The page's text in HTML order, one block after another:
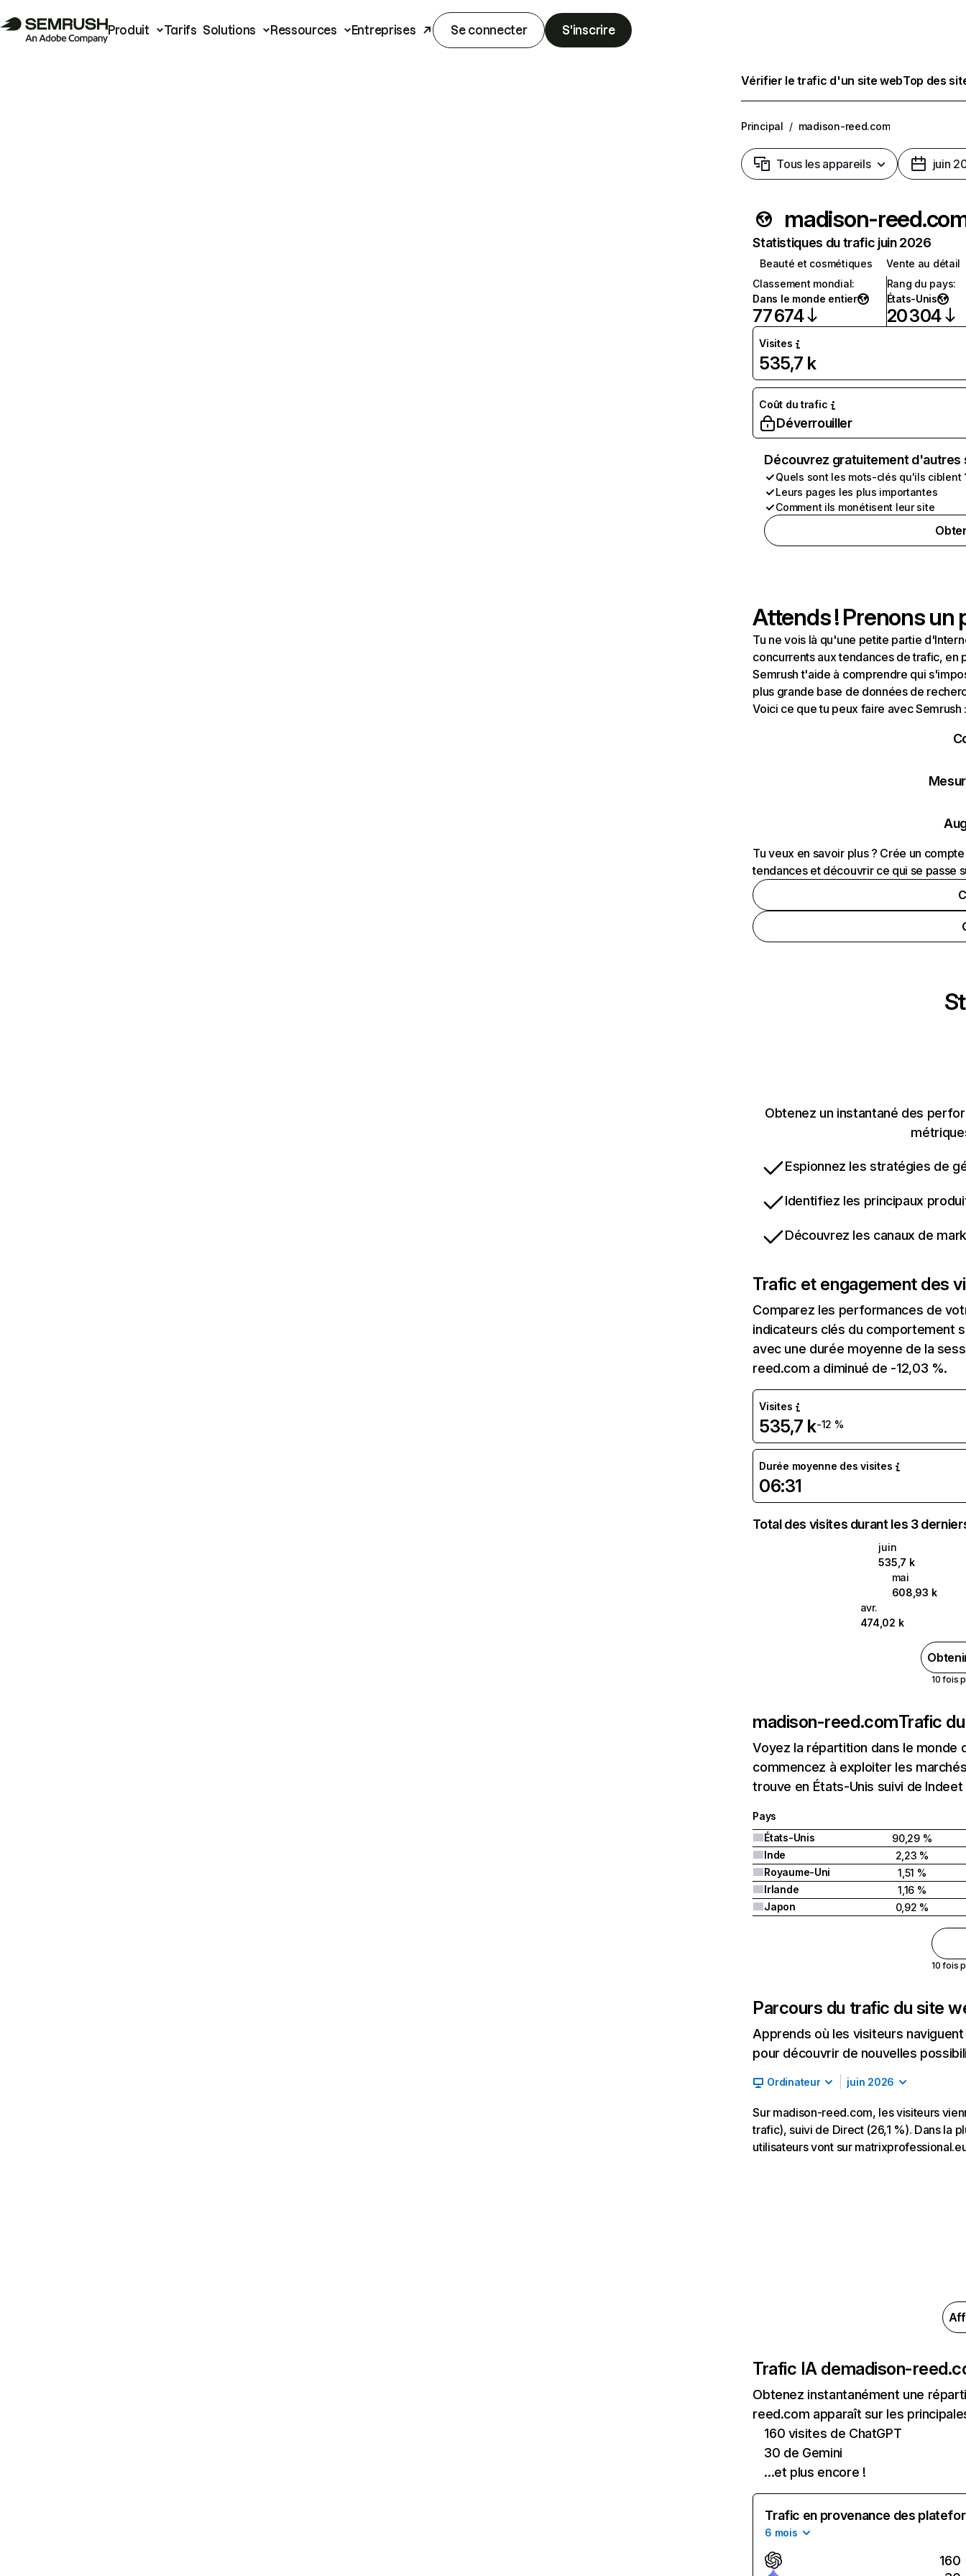
Produit Tarifs Solutions Ressources Entreprises Se connecter S'inscrire
Vérifier le trafic d'un site webTop des
Principal / madison-reed.com
Tous les appareils juin
madison-
Statistiques du trafic juin 2026
Beauté et cosmétiques
Vente au détail
Classement mondial:
Dans le monde entier
77 674
Rang du pays:
États-Unis
20 304
Visites
535,7 k
Coût du trafic
Déverrouiller
Découvrez gratuitement
Quels sont les mots-clés qu'ils ciblent
Leurs pages les plus importantes
Comment ils monétisent leur site
Attends ! Prenons un
Tu ne vois là qu'une petite partie
concurrents aux tendances de trafic, en
Semrush t'aide à comprendre qui
plus grande base de données de
Voici ce que tu peux faire avec Semrush
Tu veux en savoir plus ? Crée un
tendances et découvrir ce qui se passe
Obtenez un instantané des
Espionnez les stratégies de
Identifiez les principaux
Découvrez les canaux de
Trafic et engagement des
Comparez les performances de
indicateurs clés du comportement
avec une durée moyenne de la
reed.com a diminué de -12,03 %.
Visites
535,7 k-12 %
Durée moyenne des visites
06:31
Total des visites durant les 3
juin
535,7 k
mai
608,93 k
avr.
474,02 k
10 fois
madison-reed.comTrafic
Voyez la répartition dans le
commencez à exploiter les
trouve en États-Unis suivi de Indeet
Pays
États-Unis
90,29 %
Inde
2,23 %
Royaume-Uni
1,51 %
Irlande
1,16 %
Japon
0,92 %
10 fois
Parcours du trafic du site
Apprends où les visiteurs
pour découvrir de nouvelles
Ordinateur juin 2026
Sur madison-reed.com, les visiteurs
trafic), suivi de Direct (26,1 %). Dans la
utilisateurs vont sur
Trafic IA demadison-
Obtenez instantanément une
reed.com apparaît sur les
160 visites de ChatGPT
30 de Gemini
...et plus encore !
Trafic en provenance des
6 mois
160